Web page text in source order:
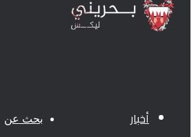
أخبار بحث عن